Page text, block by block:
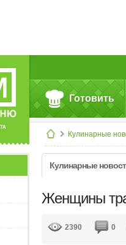
Готовить
Кулинарные
Кулинарные
Женщины
2390 0